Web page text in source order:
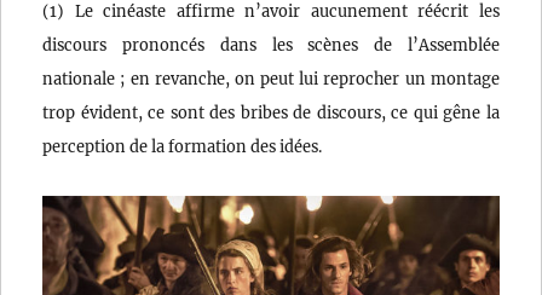
(1) Le cinéaste affirme n’avoir aucunement réécrit les
discours prononcés dans les scènes de l’Assemblée
nationale ; en revanche, on peut lui reprocher un montage
trop évident, ce sont des bribes de discours, ce qui gêne la
perception de la formation des idées.